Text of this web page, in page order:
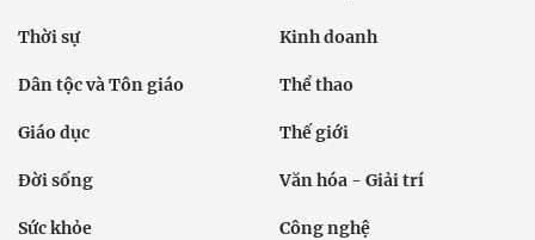
Thời sự Kinh doanh
Dân tộc và Tôn giáo Thể thao
Giáo dục Thế giới
Đời sống Văn hóa - Giải trí
Sức khỏe Công nghệ